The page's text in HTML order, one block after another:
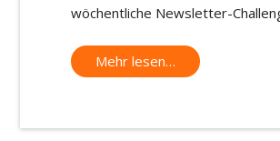
wöchentliche Newsletter-
Mehr lesen…